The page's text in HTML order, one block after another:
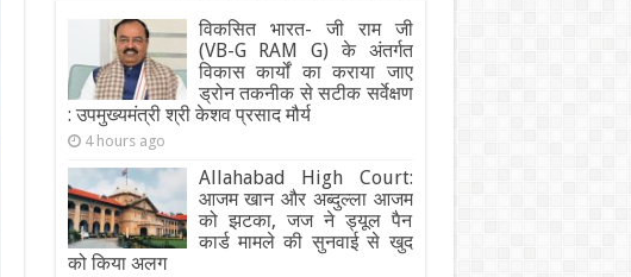
विकसित भारत- जी राम जी
(VB-G RAM G) के अंतर्गत
विकास कार्यों का कराया जाए
ड्रोन तकनीक से सटीक सर्वेक्षण
: उपमुख्यमंत्री श्री केशव प्रसाद मौर्य
4 hours ago
Allahabad High Court:
आजम खान और अब्दुल्ला आजम
को झटका, जज ने ड्यूल पैन
कार्ड मामले की सुनवाई से खुद
को किया अलग